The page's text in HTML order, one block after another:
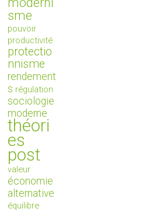
sme
pouvoir
productivité
protectio
nnisme
rendement
s régulation
sociologie
moderne
théori
es
post
valeur
économie
alternative
équilibre